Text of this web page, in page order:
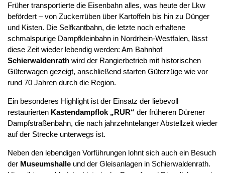
Früher transportierte die Eisenbahn alles, was heute der Lkw
befördert – von Zuckerrüben über Kartoffeln bis hin zu Dünger
und Kisten. Die Selfkantbahn, die letzte noch erhaltene
schmalspurige Dampfkleinbahn in Nordrhein-Westfalen, lässt
diese Zeit wieder lebendig werden: Am Bahnhof
Schierwaldenrath wird der Rangierbetrieb mit historischen
Güterwagen gezeigt, anschließend starten Güterzüge wie vor
rund 70 Jahren durch die Region.
Ein besonderes Highlight ist der Einsatz der liebevoll
restaurierten Kastendampflok „RUR“ der früheren Dürener
Dampfstraßenbahn, die nach jahrzehntelanger Abstellzeit wieder
auf der Strecke unterwegs ist.
Neben den lebendigen Vorführungen lohnt sich auch ein Besuch
der Museumshalle und der Gleisanlagen in Schierwaldenrath.